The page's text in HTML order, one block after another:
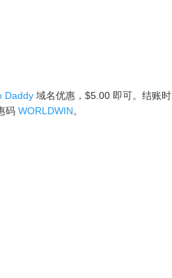
Daddy域名优惠，$5.00 即可。结账时
码 WORLDWIN。